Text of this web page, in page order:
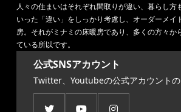
人々の住まいはそれぞれ間取りが違い、暮らし方
いった「違い」をしっかり考慮し、オーダーメイ
房。それがミナミの床暖房であり、多くの方々か
ている所以です。
公式SNSアカウント
Twitter、Youtubeの公式アカウント